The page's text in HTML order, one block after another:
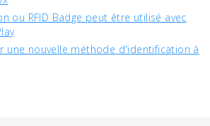
ou RFID Badge peut être utilisé avec
une nouvelle méthode d'identification à